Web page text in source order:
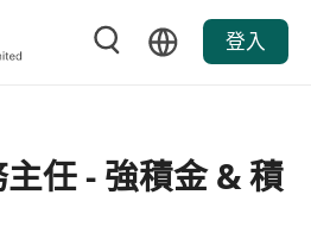
登入
任 - 強積金 & 積